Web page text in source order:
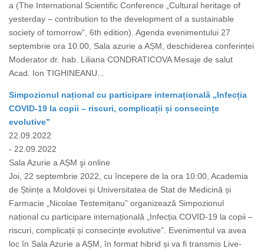
a (The International Scientific Conference „Cultural heritage of
yesterday – contribution to the development of a sustainable
society of tomorrow”, 6th edition). Agenda evenimentului 27
septembrie ora 10.00, Sala azurie a AȘM, deschiderea conferinței
Moderator dr. hab. Liliana CONDRATICOVA Mesaje de salut
Acad. Ion TIGHINEANU...
Simpozionul național cu participare internațională „Infecția
COVID-19 la copii – riscuri, complicații și consecințe
evolutive”
22.09.2022
- 22.09.2022
Sala Azurie a AȘM şi online
Joi, 22 septembrie 2022, cu începere de la ora 10:00, Academia
de Științe a Moldovei și Universitatea de Stat de Medicină și
Farmacie „Nicolae Testemițanu” organizează Simpozionul
național cu participare internațională „Infecția COVID-19 la copii –
riscuri, complicații și consecințe evolutive”. Evenimentul va avea
loc în Sala Azurie a AȘM, în format hibrid și va fi transmis Live-